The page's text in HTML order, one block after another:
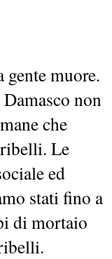
gente muore.
non
che
Le
ed
stati fino a
di mortaio